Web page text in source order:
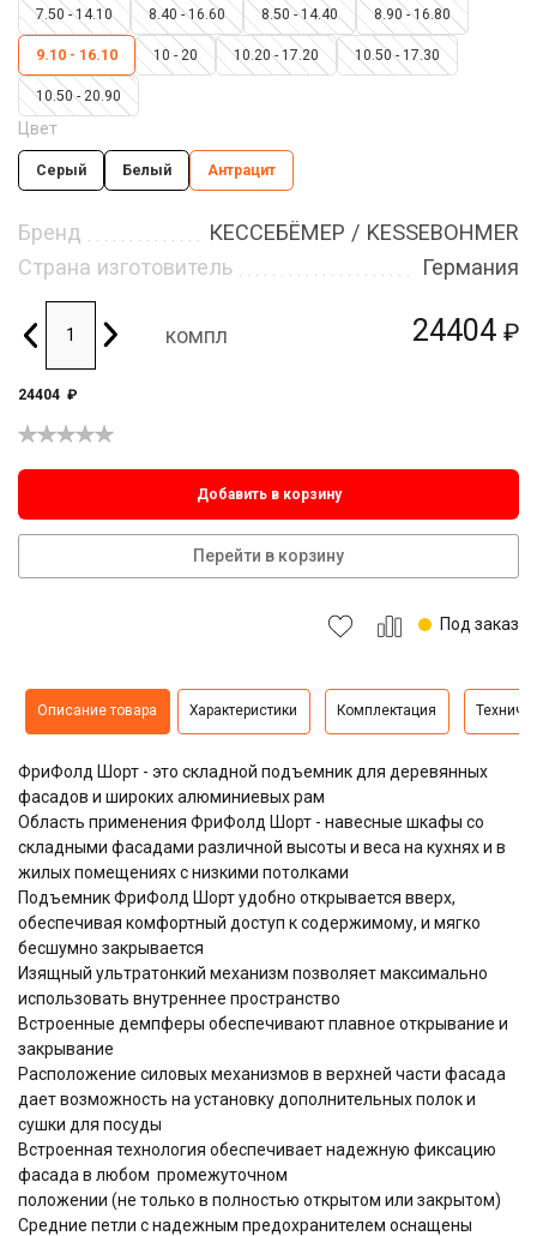
24404 ₽
7.50 - 14.10 8.40 - 16.60 8.50 - 14.40 8.90 - 16.80
9.10 - 16.10 10 - 20 10.20 - 17.20 10.50 - 17.30
10.50 - 20.90
Цвет
Серый Белый Антрацит
Бренд
КЕССЕБЁМЕР / KESSEBOHMER
Страна изготовитель
Германия
компл
24404 ₽
Добавить в корзину
Перейти в корзину
Под заказ
Описание товара Характеристики Комплектация
ФриФолд Шорт - это складной подъемник для деревянных
фасадов и широких алюминиевых рам
Область применения ФриФолд Шорт - навесные шкафы со
складными фасадами различной высоты и веса на кухнях и в
жилых помещениях с низкими потолками
Подъемник ФриФолд Шорт удобно открывается вверх,
обеспечивая комфортный доступ к содержимому, и мягко
бесшумно закрывается
Изящный ультратонкий механизм позволяет максимально
использовать внутреннее пространство
Встроенные демпферы обеспечивают плавное открывание и
закрывание
Расположение силовых механизмов в верхней части фасада
дает возможность на установку дополнительных полок и
сушки для посуды
Встроенная технология обеспечивает надежную фиксацию
фасада в любом промежуточном
положении (не только в полностью открытом или закрытом)
Средние петли с надежным предохранителем оснащены